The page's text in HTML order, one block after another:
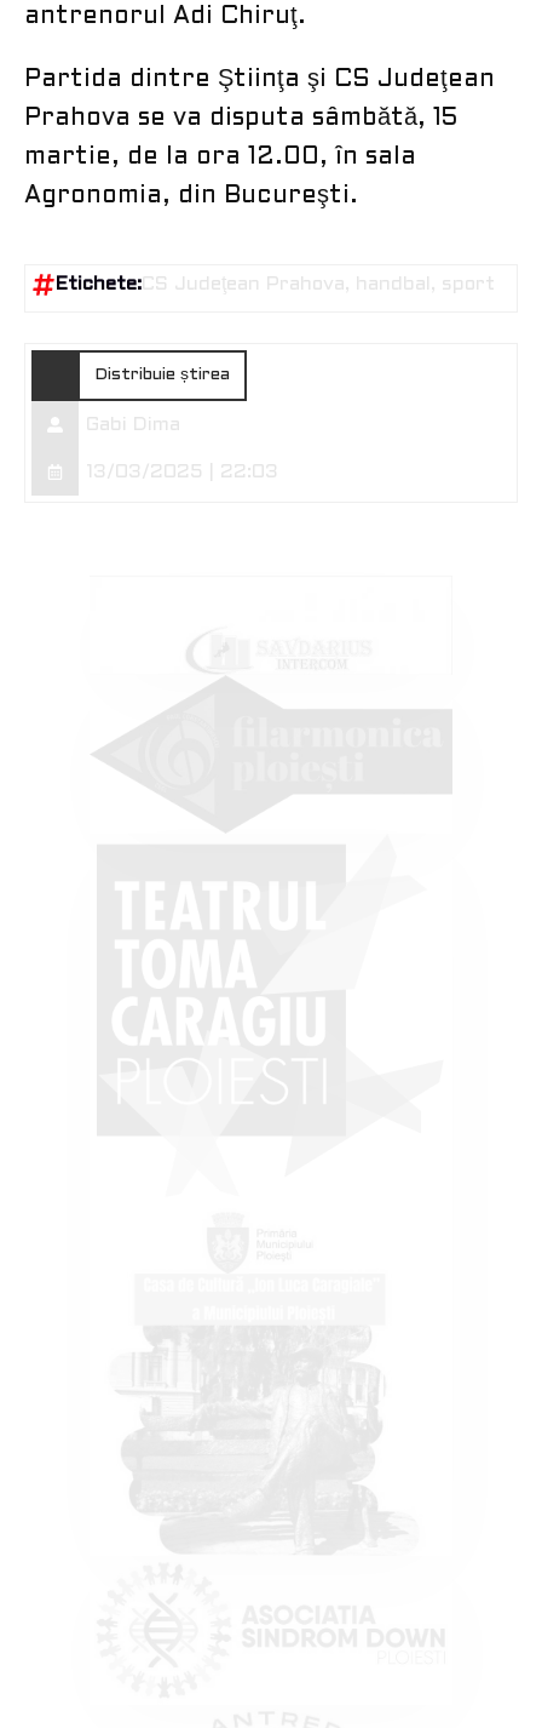
antrenorul Adi Chiruţ.
Partida dintre Ştiinţa şi CS Judeţean
Prahova se va disputa sâmbătă, 15
martie, de la ora 12.00, în sala
Agronomia, din Bucureşti.
Etichete: CS Judeţean Prahova handbal sport
Distribuie știrea
Gabi Dima
13/03/2025 | 22:03